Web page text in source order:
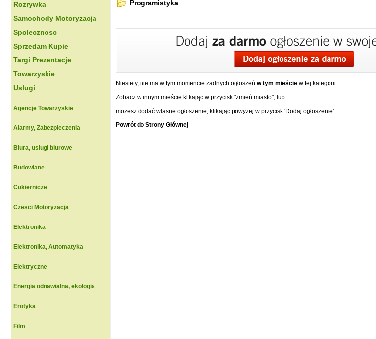
Rozrywka
Samochody Motoryzacja
Spolecznosc
Sprzedam Kupie
Targi Prezentacje
Towarzyskie
Uslugi
Agencje Towarzyskie
Alarmy, Zabezpieczenia
Biura, uslugi biurowe
Budowlane
Cukiernicze
Czesci Motoryzacja
Elektronika
Elektronika, Automatyka
Elektryczne
Energia odnawialna, ekologia
Erotyka
Film
Programistyka
Niestety, nie ma w tym momencie żadnych ogłoszeń w tym mieście w tej kategorii..
Zobacz w innym mieście klikając w przycisk "zmień miasto", lub..
możesz dodać własne ogłoszenie, klikając powyżej w przycisk 'Dodaj ogłoszenie'.
Powrót do Strony Głównej